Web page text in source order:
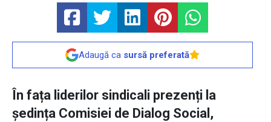
Adaugă ca sursă preferată
În fața liderilor sindicali prezenți la
ședința Comisiei de Dialog Social,